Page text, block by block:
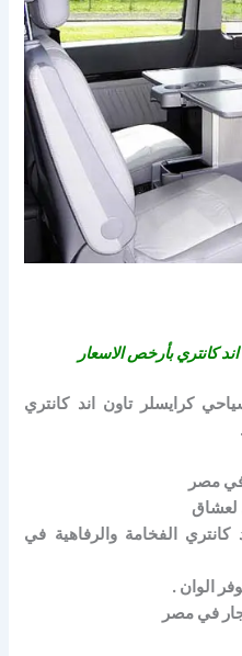
كانتري بأرخص الاسعار
كرايسلر تاون اند كانتري
في مصر
لعشاق
كانتري الفخامة والرفاهية في
الوان .
في مصر